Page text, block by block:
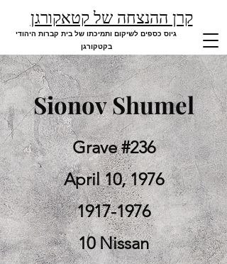
קרן ההנצחה של קטאקורגן
גיוס כספים לשיקום ותמיכתו של בית קברות היהודי
בקטקורגן
Sionov Shumel
Grave #236
April 10, 1976
1917-1976
10 Nissan